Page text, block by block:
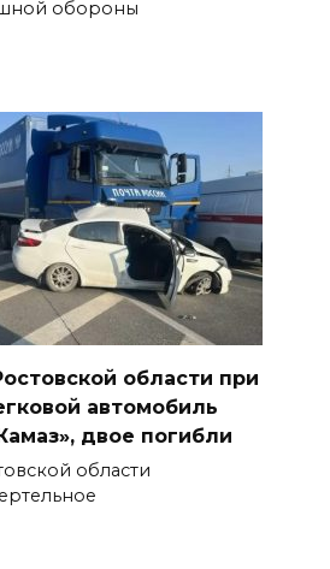
обороны
области при
автомобиль
двое погибли
области